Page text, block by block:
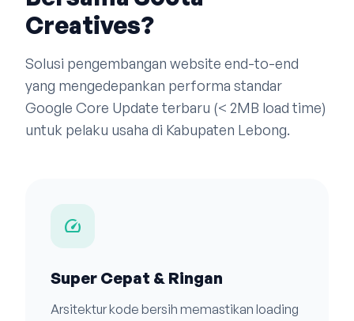
Creatives?
Solusi pengembangan website end-to-end
yang mengedepankan performa standar
Google Core Update terbaru (< 2MB load time)
untuk pelaku usaha di Kabupaten Lebong.
speed
Super Cepat & Ringan
Arsitektur kode bersih memastikan loading